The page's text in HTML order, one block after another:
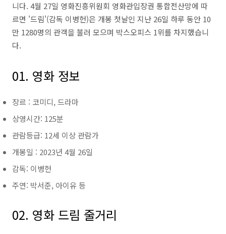
니다. 4월 27일 영화진흥위원회 영화관입장권 통합전산망에 따
르면 '드림'(감독 이병헌)은 개봉 첫날인 지난 26일 하루 동안 10
만 1280명의 관객을 불러 모으며 박스오피스 1위를 차지했습니
다.
01. 영화 정보
장르 : 코미디, 드라마
상영시간: 125분
관람등급: 12세 이상 관람가
개봉일 : 2023년 4월 26일
감독: 이병헌
주연: 박서준, 아이유 등
02. 영화 드림 줄거리